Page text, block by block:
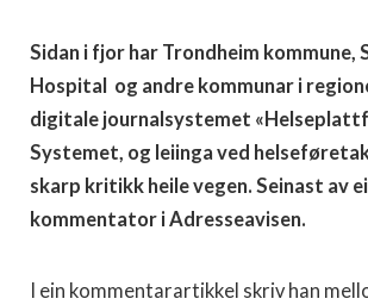
Sidan i fjor har Trondheim kommune,
Hospital og andre kommunar i
digitale journalsystemet
Systemet, og leiinga ved
skarp kritikk heile vegen. Seinast av
kommentator i Adresseavisen.
I ein kommentarartikkel skriv han